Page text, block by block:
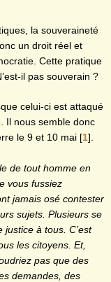
la souveraineté
un droit réel et
Cette pratique
il pas souverain ?
celui-ci est attaqué
Il nous semble donc
le 9 et 10 mai [1].
de tout homme en
vous fussiez
jamais osé contester
sujets. Plusieurs se
à tous. C’est
les citoyens. Et,
pas que des
demandes, des